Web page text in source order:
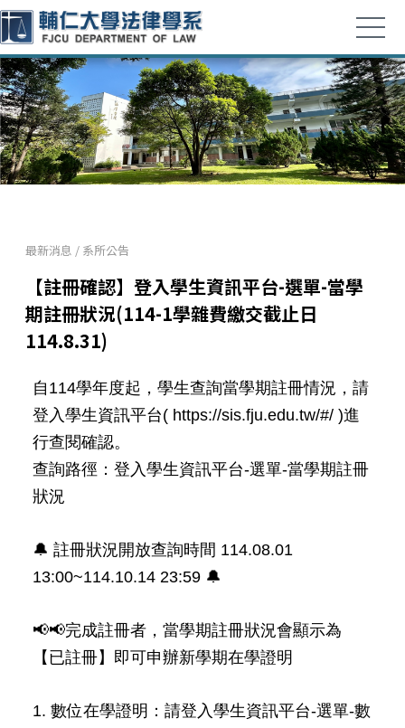
最新消息 / 系所公告
【註冊確認】登入學生資訊平台-選單-當學
期註冊狀況(114-1學雜費繳交截止日
114.8.31)
自114學年度起，學生查詢當學期註冊情況，請
登入學生資訊平台( https://sis.fju.edu.tw/#/ )進
行查閱確認。
查詢路徑：登入學生資訊平台-選單-當學期註冊
狀況
🔔 註冊狀況開放查詢時間 114.08.01
13:00~114.10.14 23:59 🔔
📢📢完成註冊者，當學期註冊狀況會顯示為
【已註冊】即可申辦新學期在學證明
1. 數位在學證明：請登入學生資訊平台-選單-數